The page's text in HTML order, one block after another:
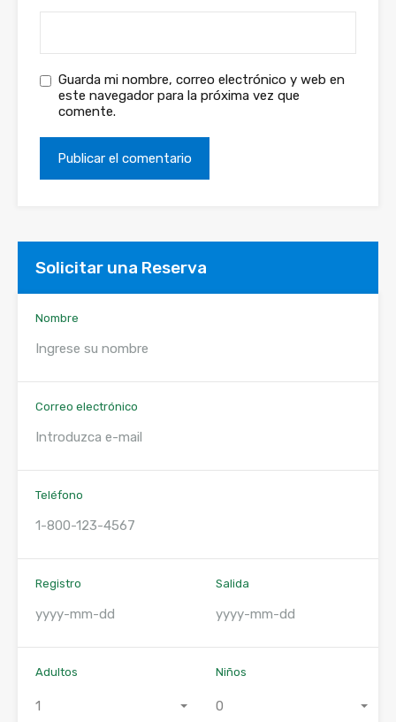
Guarda mi nombre, correo electrónico y web en
este navegador para la próxima vez que
comente.
Solicitar una Reserva
Nombre
Correo electrónico
Teléfono
Registro Salida
Adultos
1
Niños
0